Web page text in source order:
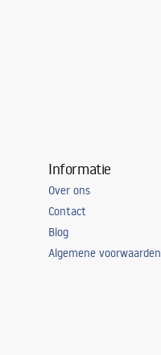
Informatie
Over ons
Contact
Blog
Algemene voorwaarden